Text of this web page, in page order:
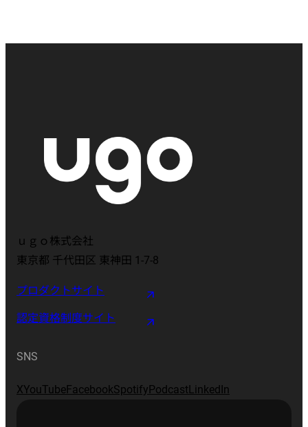
ｕｇｏ株式会社
東京都 千代田区 東神田 1-7-8
プロダクトサイト
認定資格制度サイト
SNS
XYouTubeFacebookSpotifyPodcastLinkedIn